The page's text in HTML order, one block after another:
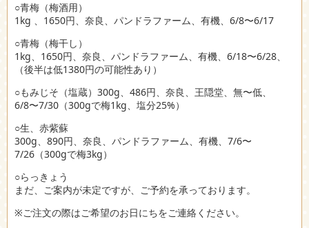
○青梅（梅酒用）
1kg 、1650円、奈良、パンドラファーム、有機、6/8〜6/17
○青梅（梅干し）
1kg、1650円、奈良、パンドラファーム、有機、6/18〜6/28、
（後半は低1380円の可能性あり）
○もみじそ（塩蔵）300g、486円、奈良、王隠堂、無〜低、
6/8〜7/30（300gで梅1kg、塩分25%）
○生、赤紫蘇
300g、890円、奈良、パンドラファーム、有機、7/6〜
7/26（300gで梅3kg）
○らっきょう
まだ、ご案内が未定ですが、ご予約を承っております。
※ご注文の際はご希望のお日にちをご連絡ください。